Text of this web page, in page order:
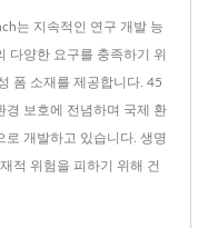
는 지속적인 연구 개발 능
다양한 요구를 충족하기 위
폼 소재를 제공합니다. 45
경 보호에 전념하며 국제 환
개발하고 있습니다. 생명
적 위험을 피하기 위해 건